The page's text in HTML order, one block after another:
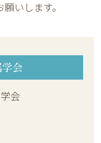
いします。
学会
会